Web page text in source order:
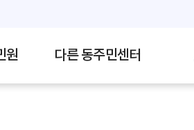
원 다른 동주민센터